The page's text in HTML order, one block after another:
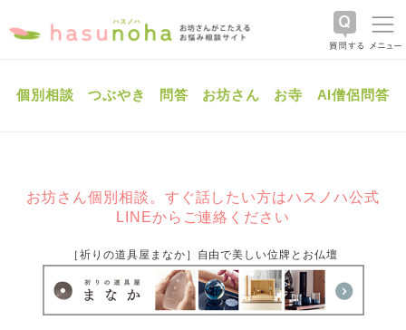
個別相談 つぶやき 問答 お坊さん お寺 AI僧侶問答
お坊さん個別相談。すぐ話したい方はハスノハ公式
LINEからご連絡ください
［祈りの道具屋まなか］自由で美しい位牌とお仏壇